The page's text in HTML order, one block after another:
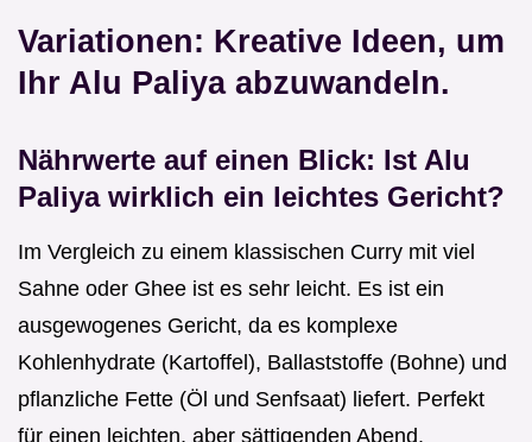
Variationen: Kreative Ideen, um
Ihr Alu Paliya abzuwandeln.
Nährwerte auf einen Blick: Ist Alu
Paliya wirklich ein leichtes Gericht?
Im Vergleich zu einem klassischen Curry mit viel
Sahne oder Ghee ist es sehr leicht. Es ist ein
ausgewogenes Gericht, da es komplexe
Kohlenhydrate (Kartoffel), Ballaststoffe (Bohne) und
pflanzliche Fette (Öl und Senfsaat) liefert. Perfekt
für einen leichten, aber sättigenden Abend.